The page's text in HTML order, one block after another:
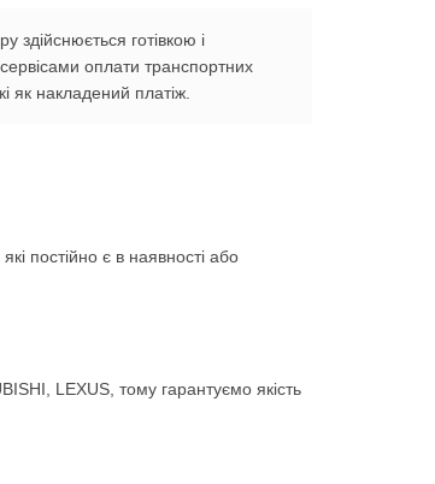
здійснюється готівкою і
оплати транспортних
як накладений платіж.
постійно є в наявності або
LEXUS, тому гарантуємо якість